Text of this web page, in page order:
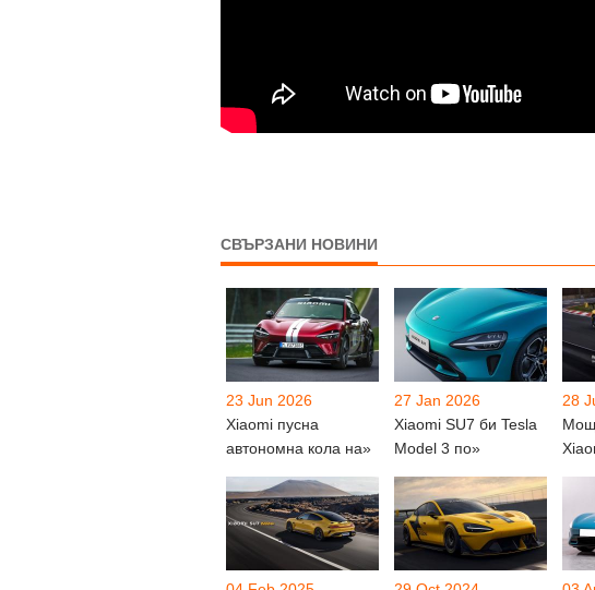
СВЪРЗАНИ НОВИНИ
23 Jun 2026
Xiaomi пусна
автономна кола на»
27 Jan 2026
Xiaomi SU7 би Tesla
Model 3 по»
28